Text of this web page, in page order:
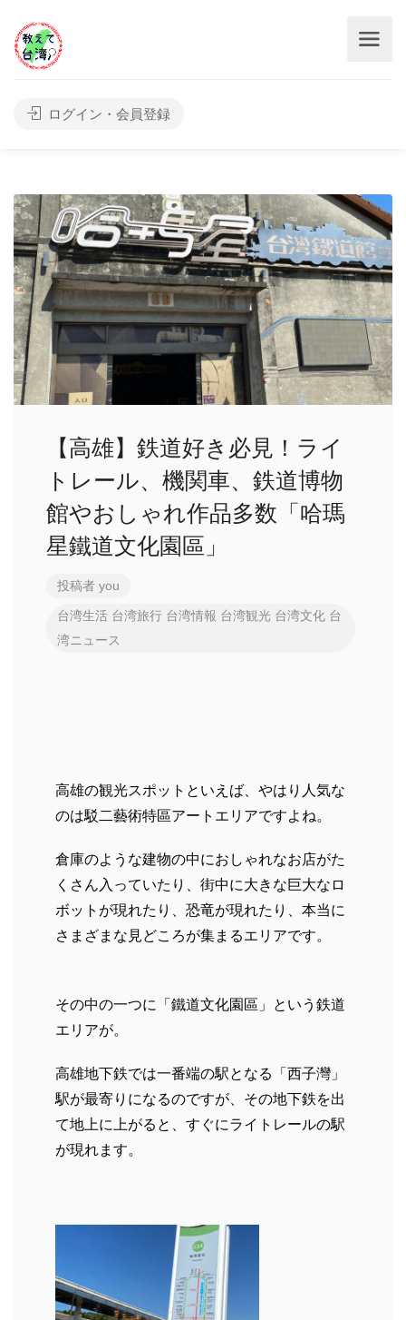
ログイン・会員登録
【高雄】鉄道好き必見！ライ
トレール、機関車、鉄道博物
館やおしゃれ作品多数「哈瑪
星鐵道文化園區」
投稿者 you
台湾生活 台湾旅行 台湾情報 台湾観光 台湾文化 台
湾ニュース
高雄の観光スポットといえば、やはり人気な
のは駁二藝術特區アートエリアですよね。
倉庫のような建物の中におしゃれなお店がた
くさん入っていたり、街中に大きな巨大なロ
ボットが現れたり、恐竜が現れたり、本当に
さまざまな見どころが集まるエリアです。
その中の一つに「鐵道文化園區」という鉄道
エリアが。
高雄地下鉄では一番端の駅となる「西子灣」
駅が最寄りになるのですが、その地下鉄を出
て地上に上がると、すぐにライトレールの駅
が現れます。